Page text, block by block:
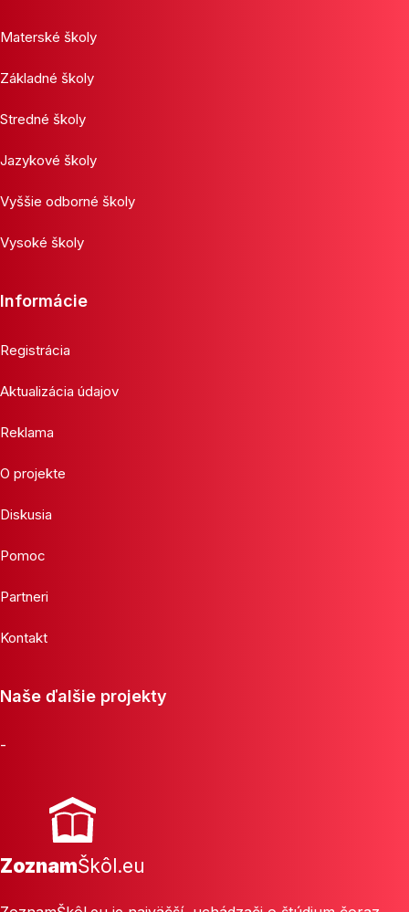
Materské školy
Základné školy
Stredné školy
Jazykové školy
Vyššie odborné školy
Vysoké školy
Informácie
Registrácia
Aktualizácia údajov
Reklama
O projekte
Diskusia
Pomoc
Partneri
Kontakt
Naše ďalšie projekty
-
ZoznamŠkôl.eu